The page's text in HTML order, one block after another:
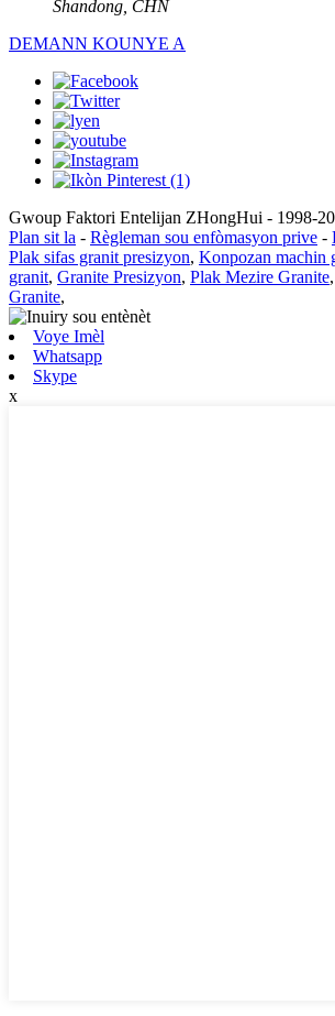
Shandong, CHN
DEMANN KOUNYE A
Gwoup Faktori Entelijan ZHongHui - 1998-
Plan sit la - Règleman sou enfòmasyon prive -
Plak sifas granit presizyon, Konpozan machin
granit, Granite Presizyon, Plak Mezire Granite,
Granite,
Voye Imèl
Whatsapp
Skype
x